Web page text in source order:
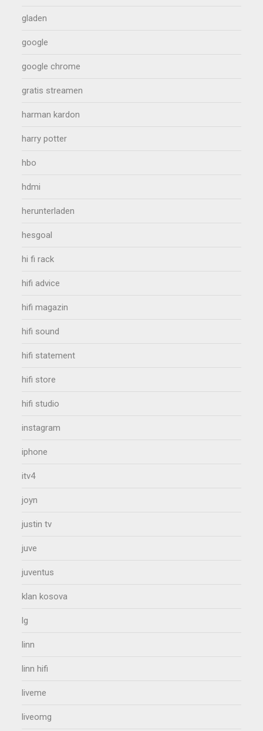
gladen
google
google chrome
gratis streamen
harman kardon
harry potter
hbo
hdmi
herunterladen
hesgoal
hi fi rack
hifi advice
hifi magazin
hifi sound
hifi statement
hifi store
hifi studio
instagram
iphone
itv4
joyn
justin tv
juve
juventus
klan kosova
lg
linn
linn hifi
liveme
liveomg